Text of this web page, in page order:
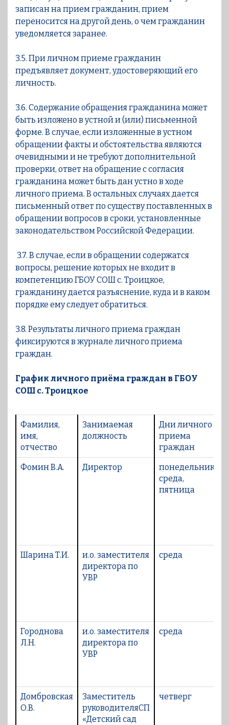
записан на прием гражданин, прием
переносится на другой день, о чем гражданин
уведомляется заранее.
3.5. При личном приеме гражданин
предъявляет документ, удостоверяющий его
личность.
3.6. Содержание обращения гражданина может
быть изложено в устной и (или) письменной
форме. В случае, если изложенные в устном
обращении факты и обстоятельства являются
очевидными и не требуют дополнительной
проверки, ответ на обращение с согласия
гражданина может быть дан устно в ходе
личного приема. В остальных случаях дается
письменный ответ по существу поставленных в
обращении вопросов в сроки, установленные
законодательством Российской Федерации.
3.7. В случае, если в обращении содержатся
вопросы, решение которых не входит в
компетенцию ГБОУ СОШ с. Троицкое,
гражданину дается разъяснение, куда и в каком
порядке ему следует обратиться.
3.8. Результаты личного приема граждан
фиксируются в журнале личного приема
граждан.
График личного приёма граждан в ГБОУ
СОШ с. Троицкое
Фамилия,
имя,
отчество
Занимаемая
должность
Дни личного
приема
граждан
Фомин В.А. Директор
понедельник,
среда,
пятница
Шарина Т.И.
и.о. заместителя
директора по
УВР
среда
Городнова
Л.Н.
и.о. заместителя
директора по
УВР
среда
Домбровская
О.В.
Заместитель
руководителяСП
«Детский сад
четверг